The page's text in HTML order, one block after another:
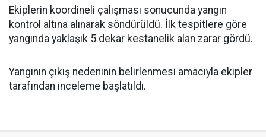
Ekiplerin koordineli çalışması sonucunda yangın
kontrol altına alınarak söndürüldü. İlk tespitlere göre
yangında yaklaşık 5 dekar kestanelik alan zarar gördü.
Yangının çıkış nedeninin belirlenmesi amacıyla ekipler
tarafından inceleme başlatıldı.